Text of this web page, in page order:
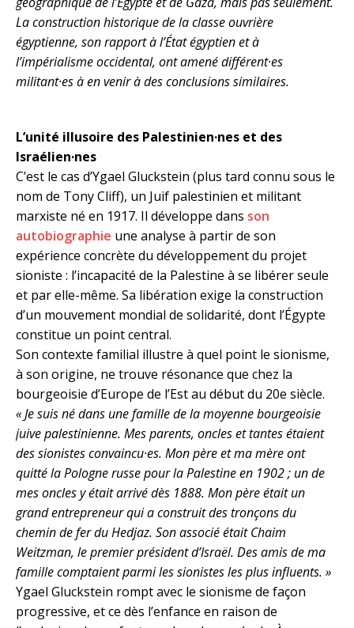
La construction historique de la classe ouvrière
égyptienne, son rapport à l’État égyptien et à
l’impérialisme occidental, ont amené différent·es
militant·es à en venir à des conclusions similaires.
L’unité illusoire des Palestinien·nes et des
Israélien·nes
C’est le cas d’Ygael Gluckstein (plus tard connu sous le
nom de Tony Cliff), un Juif palestinien et militant
marxiste né en 1917. Il développe dans son
autobiographie une analyse à partir de son
expérience concrète du développement du projet
sioniste : l’incapacité de la Palestine à se libérer seule
et par elle-même. Sa libération exige la construction
d’un mouvement mondial de solidarité, dont l’Égypte
constitue un point central.
Son contexte familial illustre à quel point le sionisme,
à son origine, ne trouve résonance que chez la
bourgeoisie d’Europe de l’Est au début du 20e siècle.
« Je suis né dans une famille de la moyenne bourgeoisie
juive palestinienne. Mes parents, oncles et tantes étaient
des sionistes convaincu·es. Mon père et ma mère ont
quitté la Pologne russe pour la Palestine en 1902 ; un de
mes oncles y était arrivé dès 1888. Mon père était un
grand entrepreneur qui a construit des tronçons du
chemin de fer du Hedjaz. Son associé était Chaim
Weitzman, le premier président d’Israël. Des amis de ma
famille comptaient parmi les sionistes les plus influents. »
Ygael Gluckstein rompt avec le sionisme de façon
progressive, et ce dès l’enfance en raison de